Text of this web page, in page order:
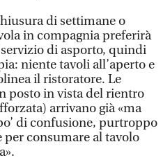
di settimane o
in compagnia preferirà
di asporto, quindi
niente tavoli all’aperto e
il ristoratore. Le
posto in vista del rientro
arrivano già «ma
di confusione, purtroppo
consumare al tavolo